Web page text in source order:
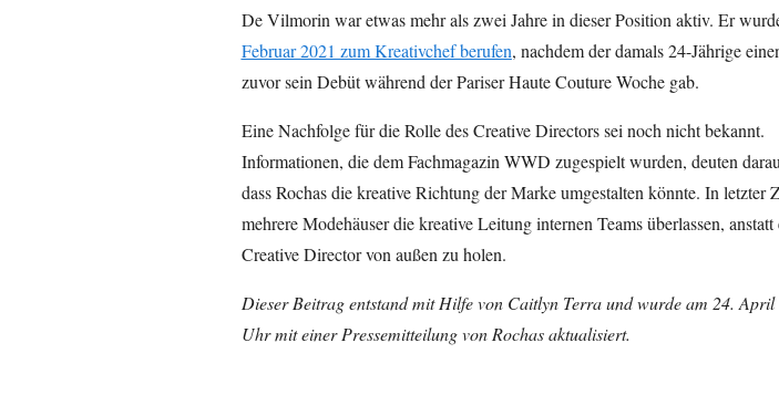
De Vilmorin war etwas mehr als zwei Jahre in dieser Position aktiv. Er
Februar 2021 zum Kreativchef berufen, nachdem der damals 24-Jährige
zuvor sein Debüt während der Pariser Haute Couture Woche gab.
Eine Nachfolge für die Rolle des Creative Directors sei noch nicht bekannt.
Informationen, die dem Fachmagazin WWD zugespielt wurden, deuten
dass Rochas die kreative Richtung der Marke umgestalten könnte. In letzter
mehrere Modehäuser die kreative Leitung internen Teams überlassen, anstatt
Creative Director von außen zu holen.
Dieser Beitrag entstand mit Hilfe von Caitlyn Terra und wurde am 24. April
Uhr mit einer Pressemitteilung von Rochas aktualisiert.